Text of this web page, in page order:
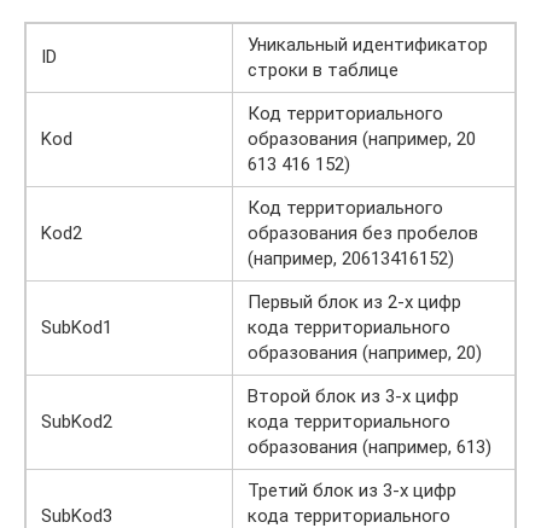
ID
Уникальный идентификатор
строки в таблице
Kod
Код территориального
образования (например, 20
613 416 152)
Kod2
Код территориального
образования без пробелов
(например, 20613416152)
SubKod1
Первый блок из 2-х цифр
кода территориального
образования (например, 20)
SubKod2
Второй блок из 3-х цифр
кода территориального
образования (например, 613)
SubKod3
Третий блок из 3-х цифр
кода территориального